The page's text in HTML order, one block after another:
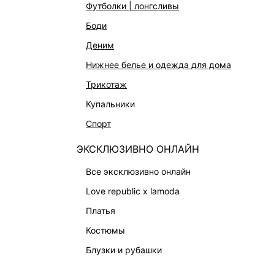
футболки | лонгсливы
боди
деним
нижнее белье и одежда для дома
трикотаж
купальники
спорт
ЭКСКЛЮЗИВНО ОНЛАЙН
все эксклюзивно онлайн
love republic x lamoda
платья
костюмы
блузки и рубашки
ФИНАЛЬНАЯ РАСПРОДАЖА
ПОДАРОЧНЫЕ СЕРТИФИКАТЫ
БАЛЬЗАМЫ-ТИНТЫ
ЛИМИТИРОВАННЫЕ КОЛЛЕКЦИИ
КАПСУЛЬНЫЙ ГАРДЕРОБ
БОХО-ШИК
В ОТТЕНКАХ СЕРОГО
LOVE REPUBLIC MAISON
ДАЙДЖЕСТ